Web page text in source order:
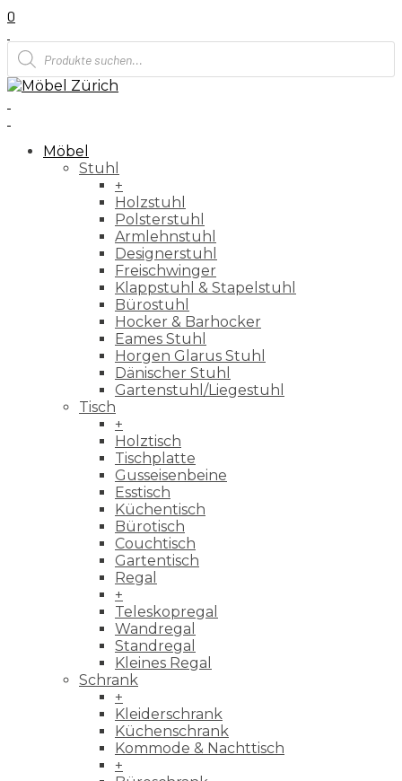
0
Products
search
Möbel
Stuhl
+
Holzstuhl
Polsterstuhl
Armlehnstuhl
Designerstuhl
Freischwinger
Klappstuhl & Stapelstuhl
Bürostuhl
Hocker & Barhocker
Eames Stuhl
Horgen Glarus Stuhl
Dänischer Stuhl
Gartenstuhl/Liegestuhl
Tisch
+
Holztisch
Tischplatte
Gusseisenbeine
Esstisch
Küchentisch
Bürotisch
Couchtisch
Gartentisch
Regal
+
Teleskopregal
Wandregal
Standregal
Kleines Regal
Schrank
+
Kleiderschrank
Küchenschrank
Kommode & Nachttisch
+